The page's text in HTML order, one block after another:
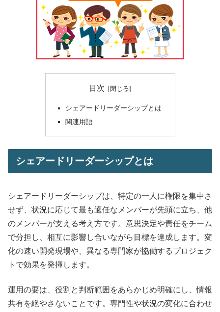
目次
シェアードリーダーシップとは
関連用語
シェアードリーダーシップとは
シェアードリーダーシップは、特定の一人に権限を集中さ
せず、状況に応じて最も適任なメンバーが先頭に立ち、他
のメンバーが支える考え方です。意思決定や責任をチーム
で分担し、相互に影響し合いながら目標を達成します。変
化の速い開発現場や、異なる専門家が協働するプロジェク
トで効果を発揮します。
運用の要は、役割と判断範囲をあらかじめ明確にし、情報
共有を絶やさないことです。専門性や状況の変化に合わせ